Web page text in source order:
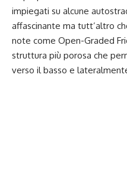
impiegati su alcune
affascinante ma tutt’altro
note come Open-Graded
struttura più porosa che
verso il basso e